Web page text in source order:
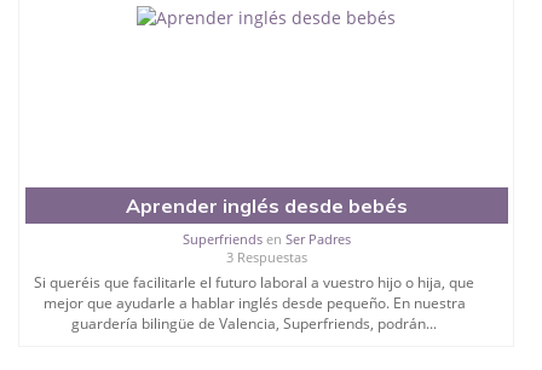
Aprender inglés desde bebés
Superfriendsen Ser Padres
3 Respuestas
Si queréis que facilitarle el futuro laboral a vuestro hijo o hija, que
mejor que ayudarle a hablar inglés desde pequeño. En nuestra
guardería bilingüe de Valencia, Superfriends, podrán...